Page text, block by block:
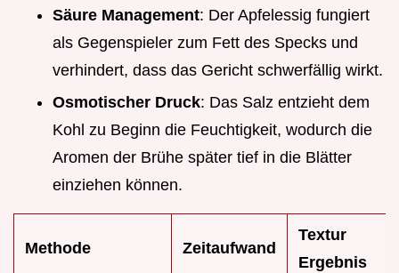
Säure Management: Der Apfelessig fungiert
als Gegenspieler zum Fett des Specks und
verhindert, dass das Gericht schwerfällig wirkt.
Osmotischer Druck: Das Salz entzieht dem
Kohl zu Beginn die Feuchtigkeit, wodurch die
Aromen der Brühe später tief in die Blätter
einziehen können.
Methode Zeitaufwand
Textur
Ergebnis